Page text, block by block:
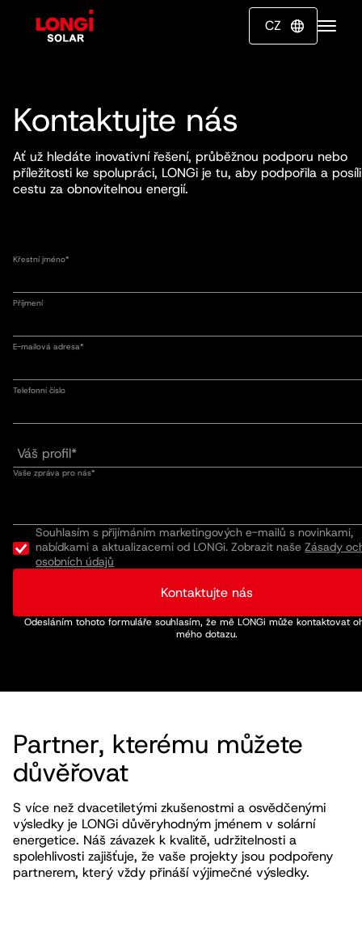
CZ 
Kontaktujte nás
Ať už hledáte inovativní řešení, průběžnou podporu nebo
příležitosti ke spolupráci, LONGi je tu, aby podpořila a
cestu za obnovitelnou energií.
Křestní jméno*
Příjmení
E-mailová adresa*
Telefonní číslo
Vaše zpráva pro nás*
Souhlasím s přijímáním marketingových e-mailů s novinkami,
nabídkami a aktualizacemi od LONGi. Zobrazit našeZásady
osobních údajů
Kontaktujte nás
Odesláním tohoto formuláře souhlasím, že mě LONGi může kontaktovat
mého dotazu.
Partner, kterému můžete
důvěřovat
S více než dvacetiletými zkušenostmi a osvědčenými
výsledky je LONGi důvěryhodným jménem v solární
energetice. Náš závazek k kvalitě, udržitelnosti a
spolehlivosti zajišťuje, že vaše projekty jsou podpořeny
partnerem, který vždy přináší výjimečné výsledky.